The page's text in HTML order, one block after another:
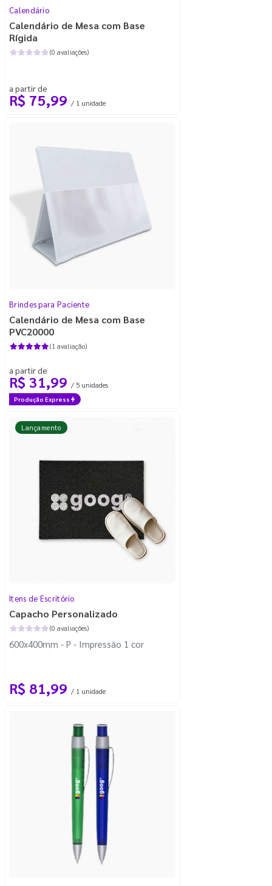
Calendário
Calendário de Mesa com Base
Rígida
(0 avaliações)
a partir de
R$ 75,99 / 1 unidade
Brindes para Paciente
Calendário de Mesa com Base
PVC20000
(1 avaliação)
a partir de
R$ 31,99 / 5 unidades
Produção Express
Lançamento
Itens de Escritório
Capacho Personalizado
(0 avaliações)
600x400mm - P - Impressão 1 cor
R$ 81,99 / 1 unidade